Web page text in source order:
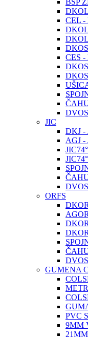
BSP
CEL -
CES
JIC
DKJ -
AGJ -
ORFS
GUMENA
PVC
9MM